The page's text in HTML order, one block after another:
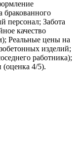
бракованного
персонал; Забота
качество
Реальные цены на
изделий;
работника);
4/5).